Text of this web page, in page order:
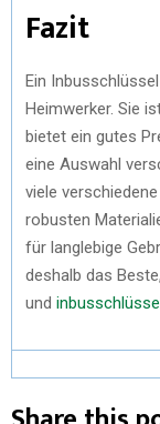
Fazit
Ein
Heimwerker. Sie
bietet ein gutes
eine Auswahl
viele
robusten
für langlebige
deshalb das
und